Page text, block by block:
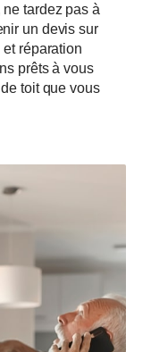
ne tardez pas à
un devis sur
réparation
prêts à vous
toit que vous